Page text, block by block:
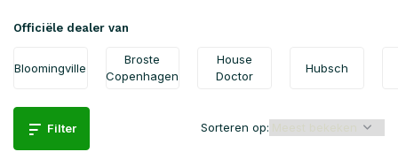
Officiële dealer van
Bloomingville
Broste
Copenhagen
House
Doctor
Hubsch
Filter Sorteren op: